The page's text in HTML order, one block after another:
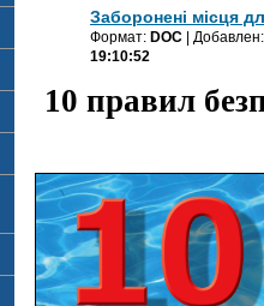
Заборонені місця
Формат: DOC |
19:10:52
10 правил